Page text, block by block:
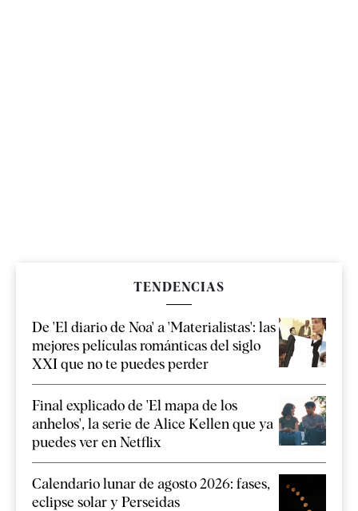
TENDENCIAS
De 'El diario de Noa' a 'Materialistas': las
mejores películas románticas del siglo
XXI que no te puedes perder
Final explicado de 'El mapa de los
anhelos', la serie de Alice Kellen que ya
puedes ver en Netflix
Calendario lunar de agosto 2026: fases,
eclipse solar y Perseidas